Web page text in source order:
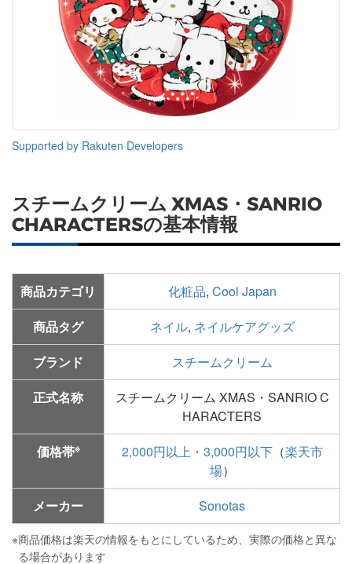
Supported by Rakuten Developers
スチームクリーム XMAS・SANRIO
CHARACTERSの基本情報
商品カテゴリ 化粧品, Cool Japan
商品タグ
ネイル, ネイルケアグッズ
ブランド
スチームクリーム
正式名称
スチームクリーム XMAS・SANRIO C
HARACTERS
価格帯※ 2,000円以上・3,000円以下（楽天市
場）
メーカー
Sonotas
※商品価格は楽天の情報をもとにしているため、実際の価格と異な
る場合があります